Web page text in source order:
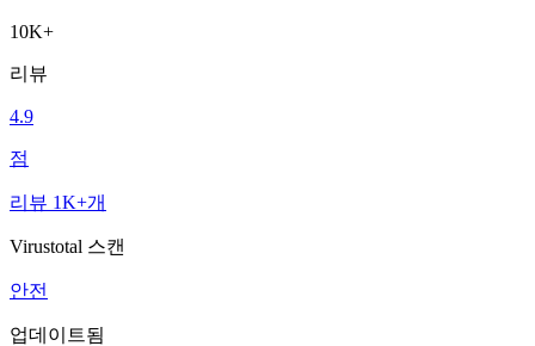
10K+
리뷰
4.9
점
리뷰 1K+개
Virustotal 스캔
안전
업데이트됨